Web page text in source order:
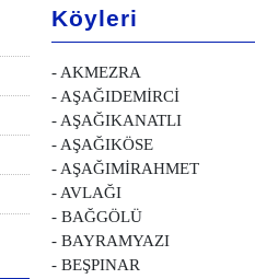
Köyleri
- AKMEZRA
- AŞAĞIDEMİRCİ
- AŞAĞIKANATLI
- AŞAĞIKÖSE
- AŞAĞIMİRAHMET
- AVLAĞI
- BAĞGÖLÜ
- BAYRAMYAZI
- BEŞPINAR